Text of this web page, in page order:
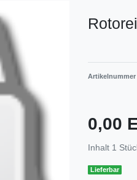
Artikelnummer
0,00
Inhalt 1
Lieferbar